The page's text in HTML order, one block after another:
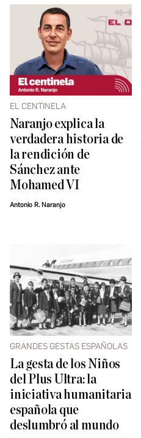
EL CENTINELA
Naranjo explica la
verdadera historia de
la rendición de
Sánchez ante
Mohamed VI
Antonio R. Naranjo
GRANDES GESTAS ESPAÑOLAS
La gesta de los Niños
del Plus Ultra: la
iniciativa humanitaria
española que
deslumbró al mundo